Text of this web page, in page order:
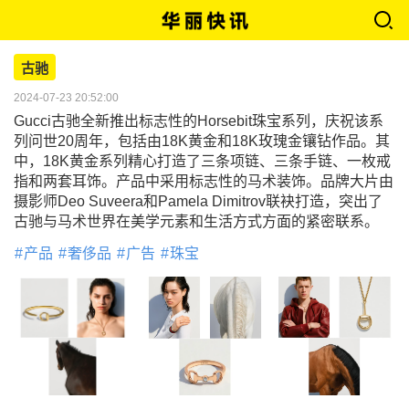
古驰
2024-07-23 20:52:00
Gucci古驰全新推出标志性的Horsebit珠宝系列，庆祝该系
列问世20周年，包括由18K黄金和18K玫瑰金镶钻作品。其
中，18K黄金系列精心打造了三条项链、三条手链、一枚戒
指和两套耳饰。产品中采用标志性的马术装饰。品牌大片由
摄影师Deo Suveera和Pamela Dimitrov联袂打造，突出了
古驰与马术世界在美学元素和生活方式方面的紧密联系。
产品 奢侈品 广告 珠宝